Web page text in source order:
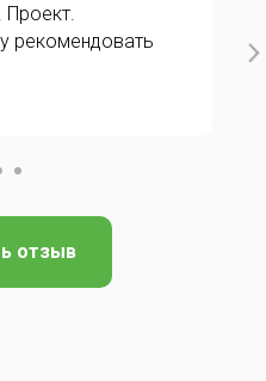
Проект.
рекомендовать
отзыв